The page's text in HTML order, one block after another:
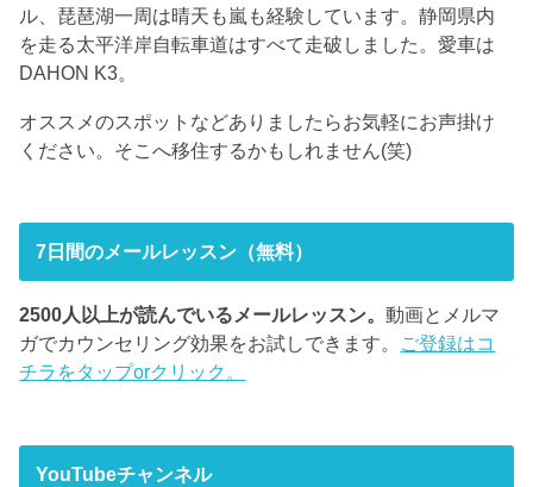
ル、琵琶湖一周は晴天も嵐も経験しています。静岡県内
を走る太平洋岸自転車道はすべて走破しました。愛車は
DAHON K3。
オススメのスポットなどありましたらお気軽にお声掛け
ください。そこへ移住するかもしれません(笑)
7日間のメールレッスン（無料）
2500人以上が読んでいるメールレッスン。動画とメルマ
ガでカウンセリング効果をお試しできます。 ご登録はコ
チラをタップorクリック。
YouTubeチャンネル